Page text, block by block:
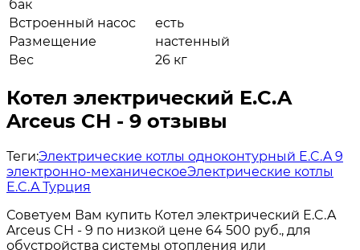
бак
Встроенный насос
есть
Размещение
настенный
Вес
26 кг
Котел электрический E.C.A
Arceus CH - 9 отзывы
Теги:Электрические котлы одноконтурный E.C.A 9
электронно-механическоеЭлектрические котлы
E.C.A Турция
Советуем Вам купить Котел электрический E.C.A
Arceus CH - 9 по низкой цене 64 500 руб., для
обустройства системы отопления или